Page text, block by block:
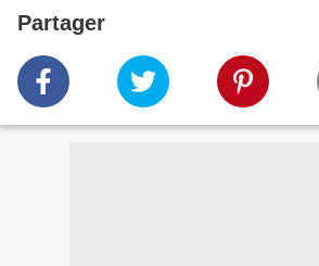
Partager